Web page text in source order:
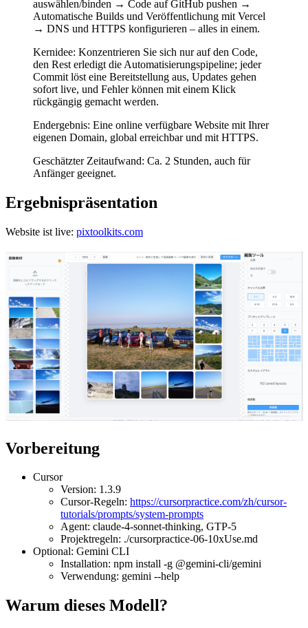
auswählen/binden → Code auf GitHub pushen →
Automatische Builds und Veröffentlichung mit Vercel
→ DNS und HTTPS konfigurieren – alles in einem.
Kernidee: Konzentrieren Sie sich nur auf den Code,
den Rest erledigt die Automatisierungspipeline; jeder
Commit löst eine Bereitstellung aus, Updates gehen
sofort live, und Fehler können mit einem Klick
rückgängig gemacht werden.
Endergebnis: Eine online verfügbare Website mit Ihrer
eigenen Domain, global erreichbar und mit HTTPS.
Geschätzter Zeitaufwand: Ca. 2 Stunden, auch für
Anfänger geeignet.
Ergebnispräsentation
Website ist live: pixtoolkits.com
Vorbereitung
Cursor
Version: 1.3.9
Cursor-Regeln: https://cursorpractice.com/zh/cursor-
tutorials/prompts/system-prompts
Agent: claude-4-sonnet-thinking, GTP-5
Projektregeln: ./cursorpractice-06-10xUse.md
Optional: Gemini CLI
Installation: npm install -g @gemini-cli/gemini
Verwendung: gemini --help
Warum dieses Modell?